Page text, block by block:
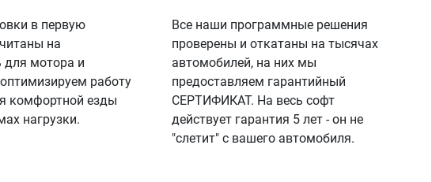
в первую
на
для мотора и
работу
комфортной езды
нагрузки.
Все наши программные решения
проверены и откатаны на тысячах
автомобилей, на них мы
предоставляем гарантийный
СЕРТИФИКАТ. На весь софт
действует гарантия 5 лет - он не
"слетит" с вашего автомобиля.